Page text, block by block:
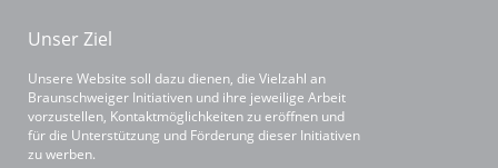
Unser Ziel
Unsere Website soll dazu dienen, die Vielzahl an
Braunschweiger Initiativen und ihre jeweilige Arbeit
vorzustellen, Kontaktmöglichkeiten zu eröffnen und
für die Unterstützung und Förderung dieser Initiativen
zu werben.